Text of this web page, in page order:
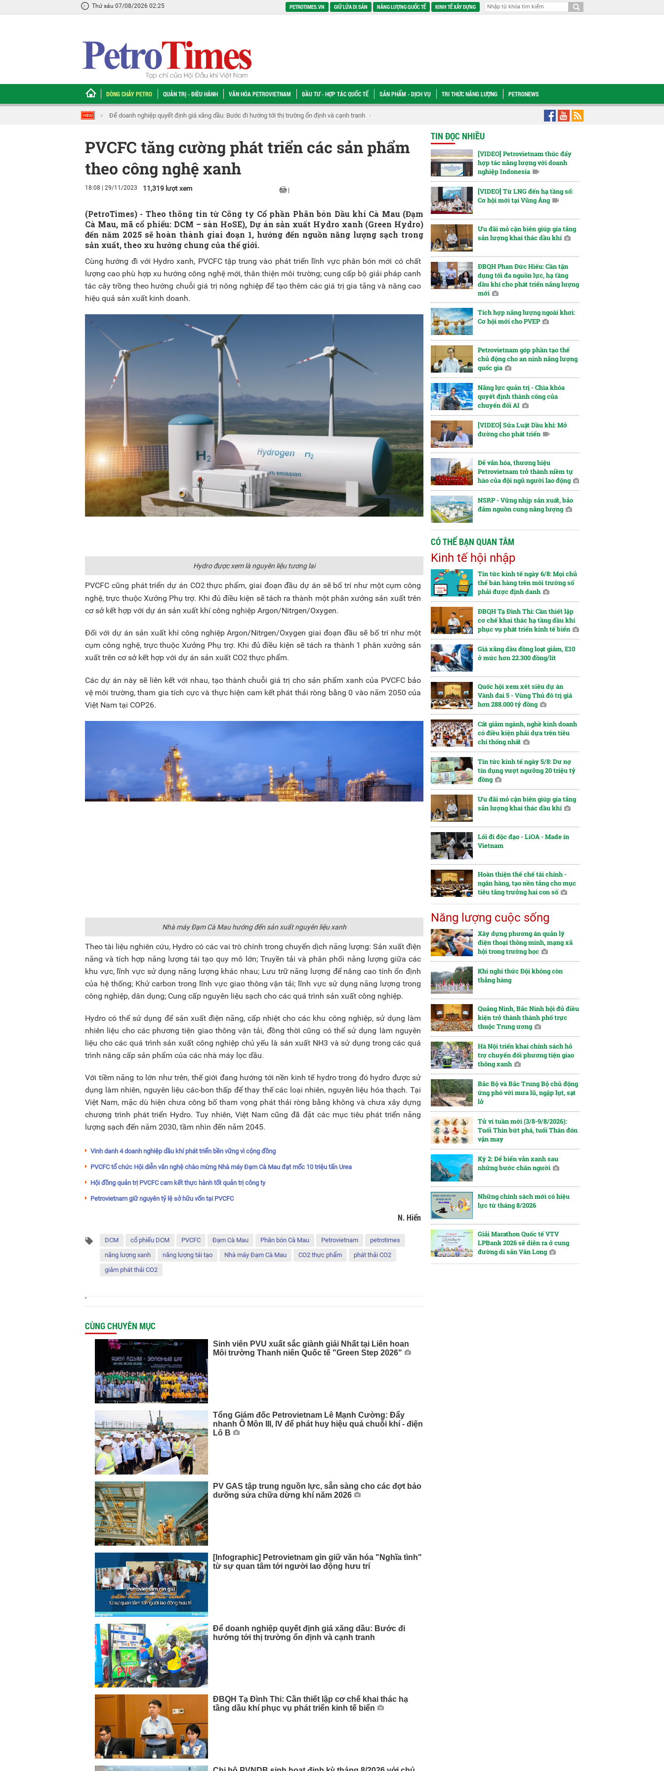
Thứ sáu 07/08/2026 02:25 PETROTIMES.VN GIỮ LỬA DI SẢN NĂNG LƯỢNG QUỐC TẾ KINH TẾ XÂY DỰNG
DÒNG CHẢY PETRO QUẢN TRỊ - ĐIỀU HÀNH VĂN HÓA PETROVIETNAM ĐẦU TƯ - HỢP TÁC QUỐC TẾ SẢN PHẨM - DỊCH VỤ TRI THỨC NĂNG LƯỢNG PETRONEWS
ĐBQH Tạ Đình Thi: Cần thiết lập cơ chế khai thác hạ tầng dầu khí phục vụ phát triển kinh tế biển Sinh viên PVU xuất sắc giành giải Nhất tại Liên hoan Môi trường Thanh niên Quốc tế "Green Step
PVCFC tăng cường phát triển các sản phẩm
theo công nghệ xanh
18:08 | 29/11/2023 11,319 lượt xem |
(PetroTimes) - Theo thông tin từ Công ty Cổ phần Phân bón Dầu khí Cà Mau (Đạm
Cà Mau, mã cổ phiếu: DCM – sàn HoSE), Dự án sản xuất Hydro xanh (Green Hydro)
đến năm 2025 sẽ hoàn thành giai đoạn 1, hướng đến nguồn năng lượng sạch trong
sản xuất, theo xu hướng chung của thế giới.
Cùng hướng đi với Hydro xanh, PVCFC tập trung vào phát triển lĩnh vực phân bón mới có chất
lượng cao phù hợp xu hướng công nghệ mới, thân thiện môi trường; cung cấp bộ giải pháp canh
tác cây trồng theo hướng chuỗi giá trị nông nghiệp để tạo thêm các giá trị gia tăng và nâng cao
hiệu quả sản xuất kinh doanh.
Hydro được xem là nguyên liệu tương lai
PVCFC cũng phát triển dự án CO2thực phẩm, giai đoạn đầu dự án sẽ bố trí như một cụm công
nghệ, trực thuộc Xưởng Phụ trợ. Khi đủ điều kiện sẽ tách ra thành một phân xưởng sản xuất trên
cơ sở kết hợp với dự án sản xuất khí công nghiệp Argon/Nitrgen/Oxygen.
Đối với dự án sản xuất khí công nghiệp Argon/Nitrgen/Oxygen giai đoạn đầu sẽ bố trí như một
cụm công nghệ, trực thuộc Xưởng Phụ trợ. Khi đủ điều kiện sẽ tách ra thành 1 phân xưởng sản
xuất trên cơ sở kết hợp với dự án sản xuất CO2 thực phẩm.
Các dự án này sẽ liên kết với nhau, tạo thành chuỗi giá trị cho sản phẩm xanh của PVCFC bảo
vệ môi trường, tham gia tích cực và thực hiện cam kết phát thải ròng bằng 0 vào năm 2050 của
Việt Nam tại COP26.
Nhà máy Đạm Cà Mau hướng đến sản xuất nguyên liệu xanh
Theo tài liệu nghiên cứu, Hydro có các vai trò chính trong chuyển dịch năng lượng: Sản xuất điện
năng và tích hợp năng lượng tái tạo quy mô lớn; Truyền tải và phân phối năng lượng giữa các
khu vực, lĩnh vực sử dụng năng lượng khác nhau; Lưu trữ năng lượng để nâng cao tính ổn định
của hệ thống; Khử carbon trong lĩnh vực giao thông vận tải; lĩnh vực sử dụng năng lượng trong
công nghiệp, dân dụng; Cung cấp nguyên liệu sạch cho các quá trình sản xuất công nghiệp.
Hydro có thể sử dụng để sản xuất điện năng, cấp nhiệt cho các khu công nghiệp, sử dụng làm
nhiên liệu cho các phương tiện giao thông vận tải, đồng thời cũng có thể sử dụng làm nguyên
liệu cho các quá trình sản xuất công nghiệp chủ yếu là sản xuất NH3 và sử dụng trong các quá
trình nâng cấp sản phẩm của các nhà máy lọc dầu.
Với tiềm năng to lớn như trên, thế giới đang hướng tới nền kinh tế hydro trong đó hydro được sử
dụng làm nhiên, nguyên liệu các-bon thấp để thay thế các loại nhiên, nguyên liệu hóa thạch. Tại
Việt Nam, mặc dù hiện chưa công bố tham vọng phát thải ròng bằng không và chưa xây dựng
chương trình phát triển Hydro. Tuy nhiên, Việt Nam cũng đã đặt các mục tiêu phát triển năng
lượng sạch đến năm 2030, tầm nhìn đến năm 2045.
Vinh danh 4 doanh nghiệp dầu khí phát triển bền vững vì cộng đồng
PVCFC tổ chức Hội diễn văn nghệ chào mừng Nhà máy Đạm Cà Mau đạt mốc 10 triệu tấn Urea
Hội đồng quản trị PVCFC cam kết thực hành tốt quản trị công ty
Petrovietnam giữ nguyên tỷ lệ sở hữu vốn tại PVCFC
N. Hiển
DCM cổ phiếu DCM PVCFC Đạm Cà Mau Phân bón Cà Mau Petrovietnam
petrotimes
năng lượng xanh
năng lượng tái tạo Nhà máy Đạm Cà Mau CO2 thực phẩm
phát thải CO2
giảm phát thải CO2
CÙNG CHUYÊN MỤC
Sinh viên PVU xuất sắc giành giải Nhất tại Liên hoan
Môi trường Thanh niên Quốc tế "Green Step 2026"
Tổng Giám đốc Petrovietnam Lê Mạnh Cường: Đẩy
nhanh Ô Môn III, IV để phát huy hiệu quả chuỗi khí - điện
Lô B
PV GAS tập trung nguồn lực, sẵn sàng cho các đợt bảo
dưỡng sửa chữa dừng khí năm 2026
[Infographic] Petrovietnam gìn giữ văn hóa "Nghĩa tình"
từ sự quan tâm tới người lao động hưu trí
Để doanh nghiệp quyết định giá xăng dầu: Bước đi
hướng tới thị trường ổn định và cạnh tranh
ĐBQH Tạ Đình Thi: Cần thiết lập cơ chế khai thác hạ
tầng dầu khí phục vụ phát triển kinh tế biển
TIN ĐỌC NHIỀU
[VIDEO] Petrovietnam thúc đẩy
hợp tác năng lượng với doanh
nghiệp Indonesia
[VIDEO] Từ LNG đến hạ tầng số:
Cơ hội mới tại Vũng Áng
Ưu đãi mỏ cận biên giúp gia tăng
sản lượng khai thác dầu khí
ĐBQH Phan Đức Hiếu: Cần tận
dụng tối đa nguồn lực, hạ tầng
dầu khí cho phát triển năng lượng
mới
Tích hợp năng lượng ngoài khơi:
Cơ hội mới cho PVEP
Petrovietnam góp phần tạo thế
chủ động cho an ninh năng lượng
quốc gia
Năng lực quản trị - Chìa khóa
quyết định thành công của
chuyển đổi AI
[VIDEO] Sửa Luật Dầu khí: Mở
đường cho phát triển
Để văn hóa, thương hiệu
Petrovietnam trở thành niềm tự
hào của đội ngũ người lao động
NSRP - Vững nhịp sản xuất, bảo
đảm nguồn cung năng lượng
CÓ THỂ BẠN QUAN TÂM
Kinh tế hội nhập
Tin tức kinh tế ngày 6/8: Mọi chủ
thể bán hàng trên môi trường số
phải được định danh
ĐBQH Tạ Đình Thi: Cần thiết lập
cơ chế khai thác hạ tầng dầu khí
phục vụ phát triển kinh tế biển
Giá xăng dầu đồng loạt giảm, E10
ở mức hơn 22.300 đồng/lít
Quốc hội xem xét siêu dự án
Vành đai 5 - Vùng Thủ đô trị giá
hơn 288.000 tỷ đồng
Cắt giảm ngành, nghề kinh doanh
có điều kiện phải dựa trên tiêu
chí thống nhất
Tin tức kinh tế ngày 5/8: Dư nợ
tín dụng vượt ngưỡng 20 triệu tỷ
đồng
Ưu đãi mỏ cận biên giúp gia tăng
sản lượng khai thác dầu khí
Lối đi độc đạo - LiOA - Made in
Vietnam
Hoàn thiện thể chế tài chính -
ngân hàng, tạo nền tảng cho mục
tiêu tăng trưởng hai con số
Năng lượng cuộc sống
Xây dựng phương án quản lý
điện thoại thông minh, mạng xã
hội trong trường học
Khi nghi thức Đội không còn
thẳng hàng
Quảng Ninh, Bắc Ninh hội đủ điều
kiện trở thành thành phố trực
thuộc Trung ương
Hà Nội triển khai chính sách hỗ
trợ chuyển đổi phương tiện giao
thông xanh
Bắc Bộ và Bắc Trung Bộ chủ động
ứng phó với mưa lũ, ngập lụt, sạt
lở
Tử vi tuần mới (3/8-9/8/2026):
Tuổi Thìn bứt phá, tuổi Thân đón
vận may
Kỳ 2: Để biển vẫn xanh sau
những bước chân người
Những chính sách mới có hiệu
lực từ tháng 8/2026
Giải Marathon Quốc tế VTV
LPBank 2026 sẽ diễn ra ở cung
đường di sản Vân Long